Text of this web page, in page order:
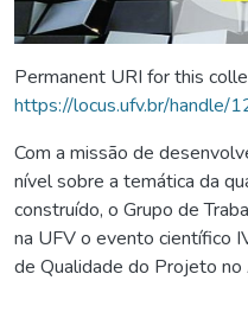
Permanent URI for this
https://locus.ufv.br/
Com a missão de
nível sobre a temática da
construído, o Grupo de
na UFV o evento científico
de Qualidade do Projeto